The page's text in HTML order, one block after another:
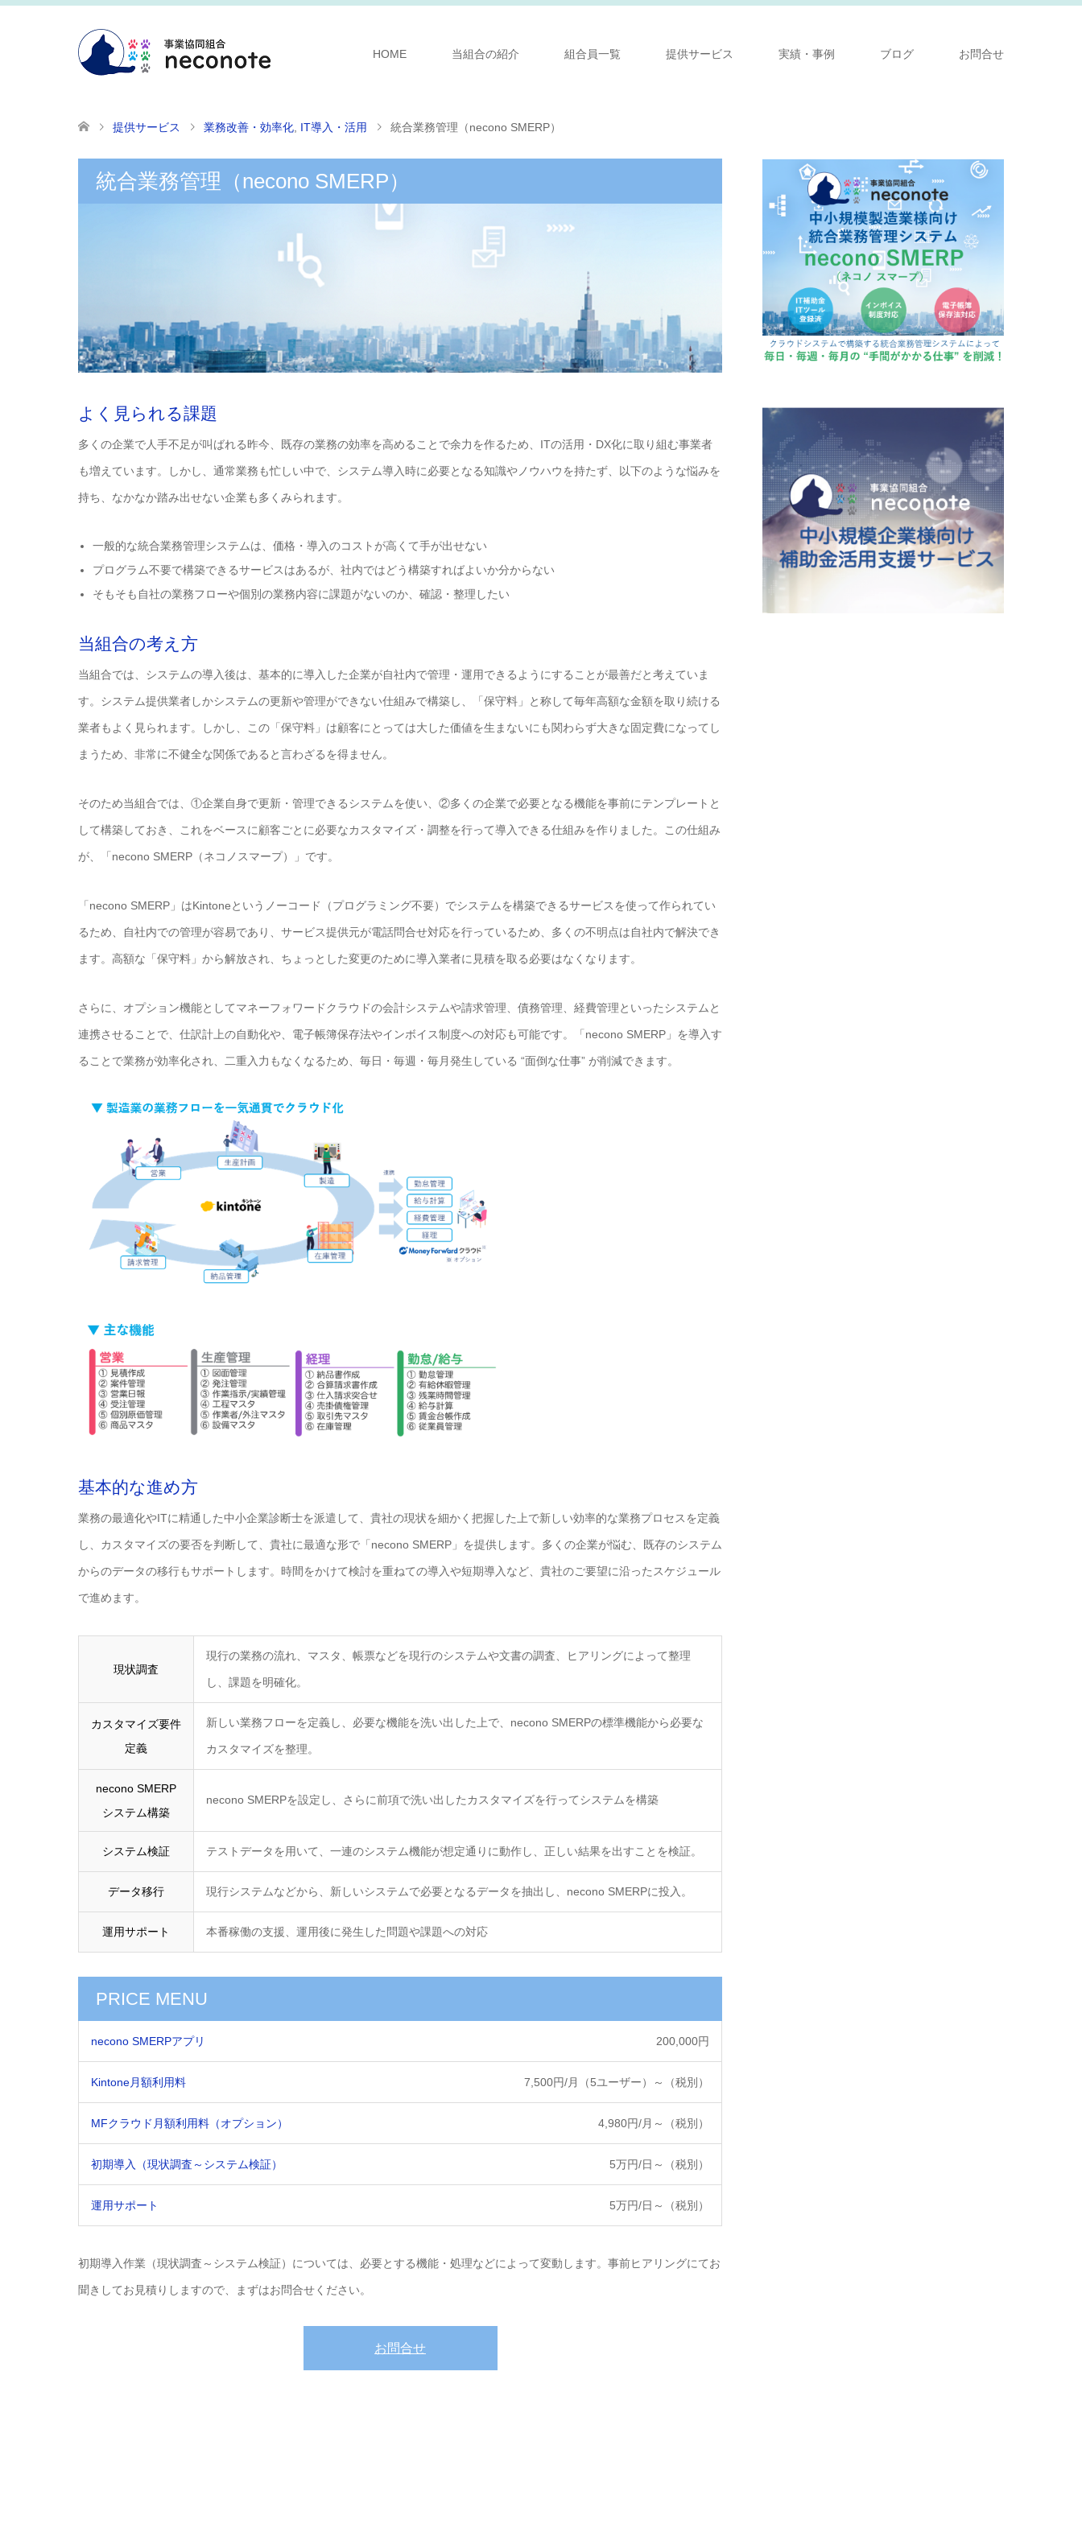
HOME 当組合の紹介 組合員一覧 提供サービス 実績・事例 ブログ お問合せ
提供サービス 業務改善・効率化 IT導入・活用 統合業務管理（necono SMERP）
統合業務管理（necono SMERP）
よく見られる課題
多くの企業で人手不足が叫ばれる昨今、既存の業務の効率を高めることで余力を作るため、ITの活用・DX化に取り組む事業者
も増えています。しかし、通常業務も忙しい中で、システム導入時に必要となる知識やノウハウを持たず、以下のような悩みを
持ち、なかなか踏み出せない企業も多くみられます。
一般的な統合業務管理システムは、価格・導入のコストが高くて手が出せない
プログラム不要で構築できるサービスはあるが、社内ではどう構築すればよいか分からない
そもそも自社の業務フローや個別の業務内容に課題がないのか、確認・整理したい
当組合の考え方
当組合では、システムの導入後は、基本的に導入した企業が自社内で管理・運用できるようにすることが最善だと考えていま
す。システム提供業者しかシステムの更新や管理ができない仕組みで構築し、「保守料」と称して毎年高額な金額を取り続ける
業者もよく見られます。しかし、この「保守料」は顧客にとっては大した価値を生まないにも関わらず大きな固定費になってし
まうため、非常に不健全な関係であると言わざるを得ません。
そのため当組合では、①企業自身で更新・管理できるシステムを使い、②多くの企業で必要となる機能を事前にテンプレートと
して構築しておき、 これをベースに顧客ごとに必要なカスタマイズ・調整を行って導入できる仕組みを作りました。この仕組み
が、「necono SMERP（ネコノスマープ）」です。
「necono SMERP」はKintoneというノーコード（プログラミング不要）でシステムを構築できるサービスを使って作られてい
るため、自社内での管理が容易であり、サービス提供元が電話問合せ対応を行っているため、多くの不明点は自社内で解決でき
ます。高額な「保守料」から解放され、ちょっとした変更のために導入業者に見積を取る必要はなくなります。
さらに、オプション機能としてマネーフォワードクラウドの会計システムや請求管理、債務管理、経費管理といったシステムと
連携させることで、仕訳計上の自動化や、電子帳簿保存法やインボイス制度への対応も可能です。 「necono SMERP」を導入す
ることで業務が効率化され、二重入力もなくなるため、毎日・毎週・毎月発生している “面倒な仕事” が削減できます。
基本的な進め方
業務の最適化やITに精通した中小企業診断士を派遣して、貴社の現状を細かく把握した上で新しい効率的な業務プロセスを定義
し、カスタマイズの要否を判断して、貴社に最適な形で「necono SMERP」を提供します。多くの企業が悩む、既存のシステム
からのデータの移行もサポートします。時間をかけて検討を重ねての導入や短期導入など、貴社のご要望に沿ったスケジュール
で進めます。
現状調査
現行の業務の流れ、マスタ、帳票などを現行のシステムや文書の調査、ヒアリングによって整理
し、課題を明確化。
カスタマイズ要件
定義
新しい業務フローを定義し、必要な機能を洗い出した上で、necono SMERPの標準機能から必要な
カスタマイズを整理。
necono SMERP
システム構築
necono SMERPを設定し、さらに前項で洗い出したカスタマイズを行ってシステムを構築
システム検証 テストデータを用いて、一連のシステム機能が想定通りに動作し、正しい結果を出すことを検証。
データ移行 現行システムなどから、新しいシステムで必要となるデータを抽出し、necono SMERPに投入。
運用サポート 本番稼働の支援、運用後に発生した問題や課題への対応
PRICE MENU
necono SMERPアプリ 200,000円
Kintone月額利用料 7,500円/月（5ユーザー）～（税別）
MFクラウド月額利用料（オプション） 4,980円/月～（税別）
初期導入（現状調査～システム検証） 5万円/日～（税別）
運用サポート 5万円/日～（税別）
初期導入作業（現状調査～システム検証）については、必要とする機能・処理などによって変動します。事前ヒアリングにてお
聞きしてお見積りしますので、まずはお問合せください。
お問合せ